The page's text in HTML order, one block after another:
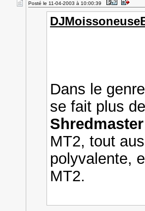
Posté le 11-04-2003 à 10:00:39
Dans le
se fait plus
MT2, tout
polyvalente,
MT2.